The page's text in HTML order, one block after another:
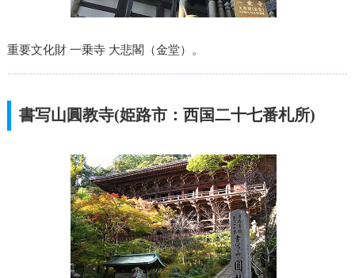
重要文化財 一乗寺 大悲閣（金堂）。
書写山圓教寺(姫路市：西国二十七番札所)